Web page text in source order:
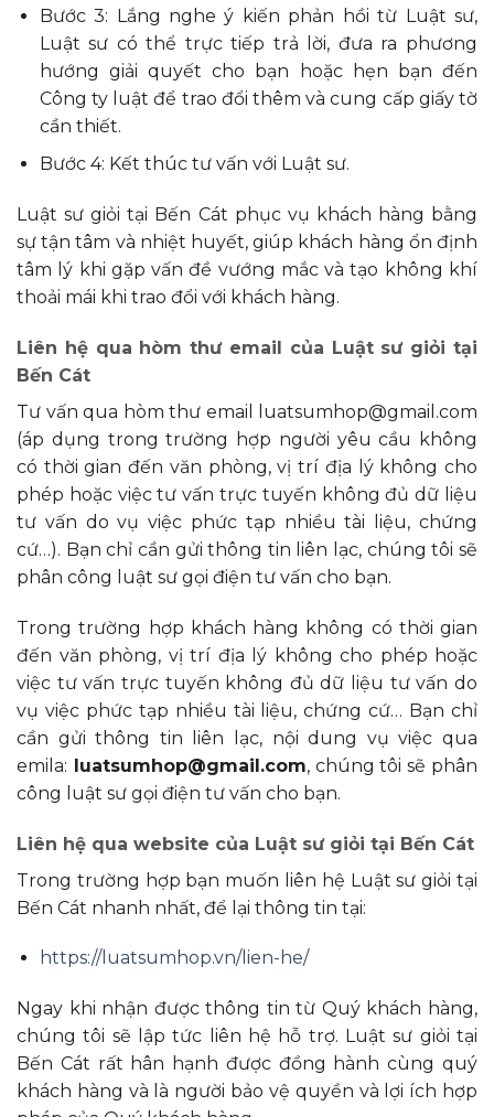
Bước 3: Lắng nghe ý kiến phản hồi từ Luật sư,
Luật sư có thể trực tiếp trả lời, đưa ra phương
hướng giải quyết cho bạn hoặc hẹn bạn đến
Công ty luật để trao đổi thêm và cung cấp giấy tờ
cần thiết.
Bước 4: Kết thúc tư vấn với Luật sư.
Luật sư giỏi tại Bến Cát phục vụ khách hàng bằng
sự tận tâm và nhiệt huyết, giúp khách hàng ổn định
tâm lý khi gặp vấn đề vướng mắc và tạo không khí
thoải mái khi trao đổi với khách hàng.
Liên hệ qua hòm thư email của Luật sư giỏi tại
Bến Cát
Tư vấn qua hòm thư email
luatsumhop@gmail.com
(áp dụng trong trường hợp người yêu cầu không
có thời gian đến văn phòng, vị trí địa lý không cho
phép hoặc việc tư vấn trực tuyến không đủ dữ liệu
tư vấn do vụ việc phức tạp nhiều tài liệu, chứng
cứ…). Bạn chỉ cần gửi thông tin liên lạc, chúng tôi sẽ
phân công luật sư gọi điện tư vấn cho bạn.
Trong trường hợp khách hàng không có thời gian
đến văn phòng, vị trí địa lý không cho phép hoặc
việc tư vấn trực tuyến không đủ dữ liệu tư vấn do
vụ việc phức tạp nhiều tài liệu, chứng cứ… Bạn chỉ
cần gửi thông tin liên lạc, nội dung vụ việc qua
emila: luatsumhop@gmail.com, chúng tôi sẽ phân
công luật sư gọi điện tư vấn cho bạn.
Liên hệ qua website của Luật sư giỏi tại Bến Cát
Trong trường hợp bạn muốn liên hệ Luật sư giỏi tại
Bến Cát nhanh nhất, để lại thông tin tại:
https://luatsumhop.vn/lien-he/
Ngay khi nhận được thông tin từ Quý khách hàng,
chúng tôi sẽ lập tức liên hệ hỗ trợ. Luật sư giỏi tại
Bến Cát rất hân hạnh được đồng hành cùng quý
khách hàng và là người bảo vệ quyền và lợi ích hợp